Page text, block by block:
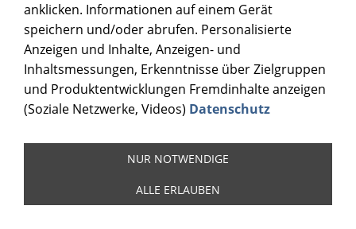
Mehr dazu...
HIER FINDEST DU NACHFÜLLSTATIONEN
anklicken. Informationen auf einem Gerät
speichern und/oder abrufen. Personalisierte
Anzeigen und Inhalte, Anzeigen- und
Inhaltsmessungen, Erkenntnisse über Zielgruppen
und Produktentwicklungen Fremdinhalte anzeigen
(Soziale Netzwerke, Videos) Datenschutz
NUR NOTWENDIGE
ALLE ERLAUBEN